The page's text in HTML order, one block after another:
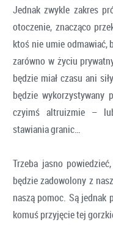
Jednak zwykle zakres
otoczenie, znacząco
ktoś nie umie odmawiać,
zarówno w życiu
będzie miał czasu ani
będzie wykorzystywany
czyimś altruizmie –
stawiania granic…
Trzeba jasno
będzie zadowolony z
naszą pomoc. Są jednak
komuś przyjęcie tej